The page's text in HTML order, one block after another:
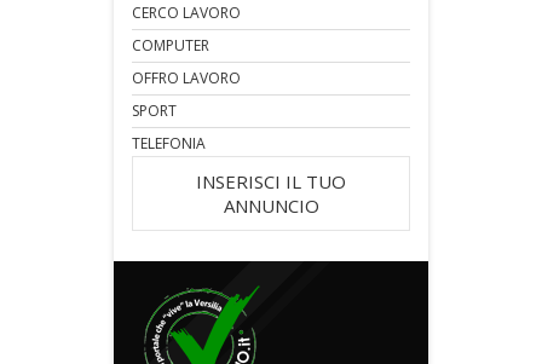
CERCO LAVORO
COMPUTER
OFFRO LAVORO
SPORT
TELEFONIA
INSERISCI IL TUO
ANNUNCIO